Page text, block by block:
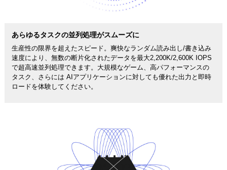
あらゆるタスクの並列処理がスムーズに
生産性の限界を超えたスピード。爽快なランダム読み出し/書き込み
速度により、無数の断片化されたデータを最大2,200K/2,600K IOPS
で超高速並列処理できます。大規模なゲーム、高パフォーマンスの
タスク、さらには AIアプリケーションに対しても優れた出力と即時
ロードを体験してください。